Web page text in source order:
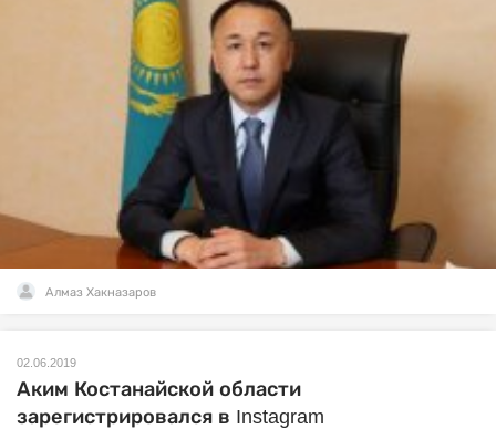
Алмаз Хакназаров
02.06.2019
Аким Костанайской области
зарегистрировался в Instagram